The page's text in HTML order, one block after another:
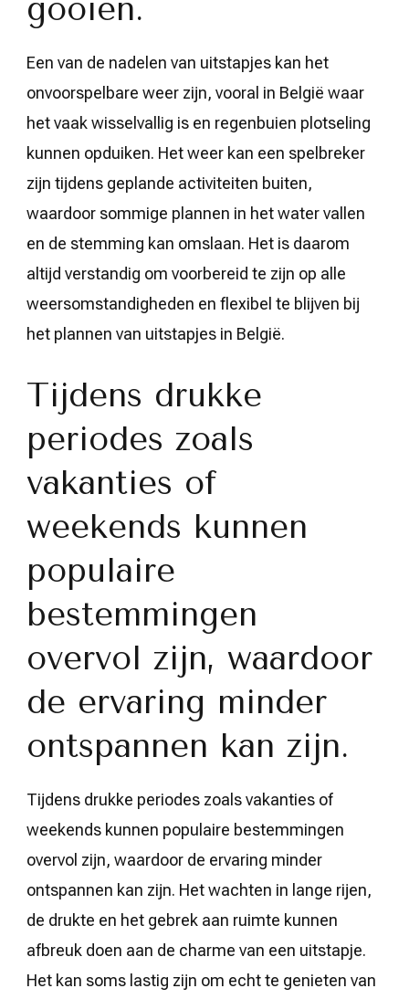
gooien.
Een van de nadelen van uitstapjes kan het
onvoorspelbare weer zijn, vooral in België waar
het vaak wisselvallig is en regenbuien plotseling
kunnen opduiken. Het weer kan een spelbreker
zijn tijdens geplande activiteiten buiten,
waardoor sommige plannen in het water vallen
en de stemming kan omslaan. Het is daarom
altijd verstandig om voorbereid te zijn op alle
weersomstandigheden en flexibel te blijven bij
het plannen van uitstapjes in België.
Tijdens drukke
periodes zoals
vakanties of
weekends kunnen
populaire
bestemmingen
overvol zijn, waardoor
de ervaring minder
ontspannen kan zijn.
Tijdens drukke periodes zoals vakanties of
weekends kunnen populaire bestemmingen
overvol zijn, waardoor de ervaring minder
ontspannen kan zijn. Het wachten in lange rijen,
de drukte en het gebrek aan ruimte kunnen
afbreuk doen aan de charme van een uitstapje.
Het kan soms lastig zijn om echt te genieten van